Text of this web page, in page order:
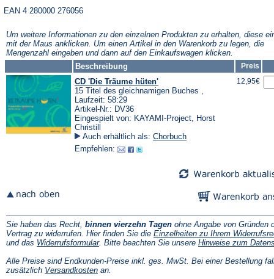
EAN 4 280000 276056
Um weitere Informationen zu den einzelnen Produkten zu erhalten, diese
mit der Maus anklicken. Um einen Artikel in den Warenkorb zu legen, die
Mengenzahl eingeben und dann auf den Einkaufswagen klicken.
Beschreibung
Preis
CD 'Die Träume hüten'
15 Titel des gleichnamigen Buches ,
Laufzeit: 58:29
Artikel-Nr.: DV36
Eingespielt von: KAYAMI-Project, Horst
Christill
Auch erhältlich als: Chorbuch
Empfehlen:
12,95€
Sie haben das Recht, binnen vierzehn Tagen ohne Angabe von Gründen
Vertrag zu widerrufen. Hier finden Sie die Einzelheiten zu Ihrem
und das Widerrufsformular(Öffnet
einem
neuen
. Bitte beachten Sie unsere Hinweise zum
Alle Preise sind Endkunden-Preise inkl. ges. MwSt. Bei einer Bestellung
zusätzlich Versandkosten(Öffnet
an.